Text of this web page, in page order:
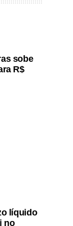
sobe
R$
líquido
no